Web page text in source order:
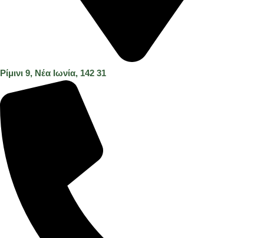
Ρίμινι 9, Νέα Ιωνία, 142 31